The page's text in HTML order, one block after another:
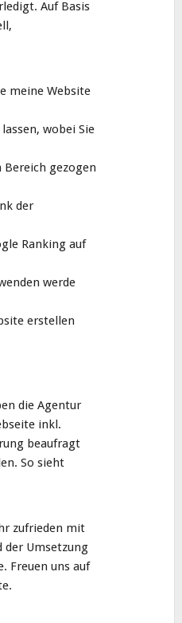
Auf Basis
meine Website
wobei Sie
Bereich gezogen
der
Ranking auf
werde
erstellen
die Agentur
inkl.
beaufragt
So sieht
zufrieden mit
Umsetzung
Freuen uns auf